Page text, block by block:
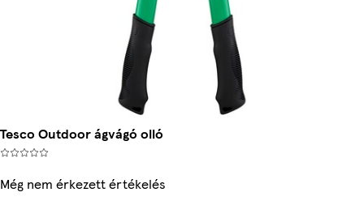
Tesco Outdoor ágvágó olló
Még nem érkezett értékelés